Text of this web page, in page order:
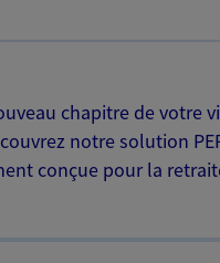
chapitre de votre
notre solution
conçue pour la